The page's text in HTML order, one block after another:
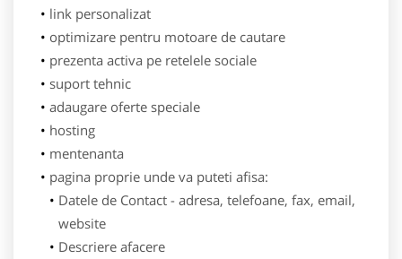
link personalizat
optimizare pentru motoare de cautare
prezenta activa pe retelele sociale
suport tehnic
adaugare oferte speciale
hosting
mentenanta
pagina proprie unde va puteti afisa:
Datele de Contact - adresa, telefoane, fax, email,
website
Descriere afacere